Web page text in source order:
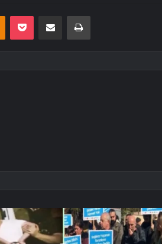
Odnoklassniki
Pocket E-Posta ile paylaş Yazdır